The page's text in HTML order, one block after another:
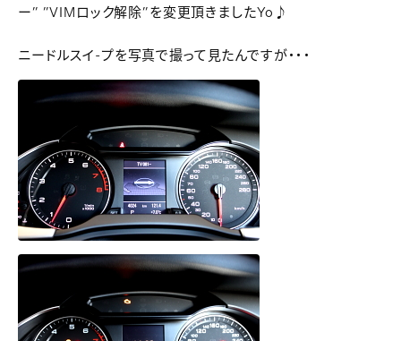
ー” ”VIMロック解除”を変更頂きましたYo♪
ニードルスイ-プを写真で撮って見たんですが・・・